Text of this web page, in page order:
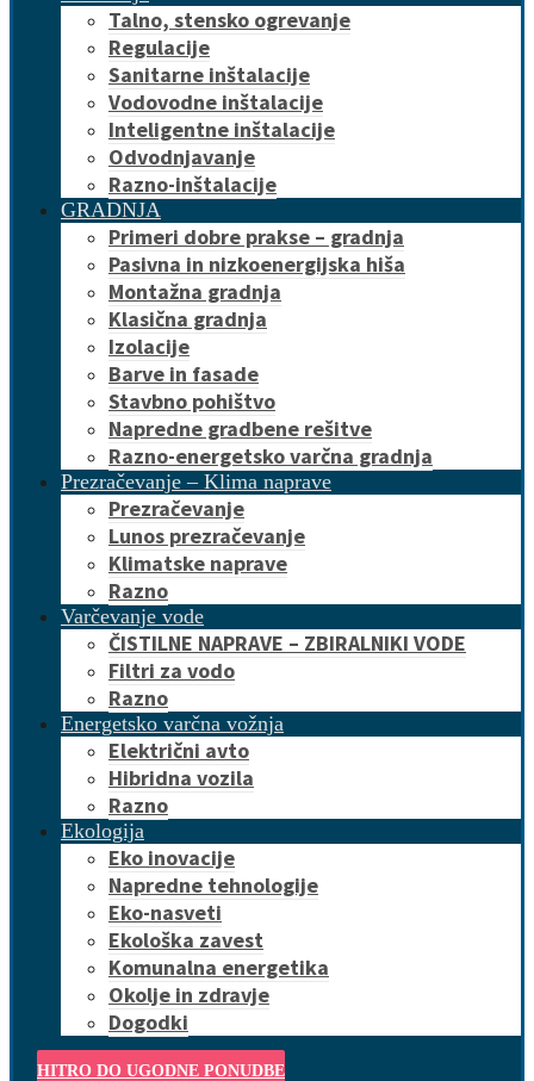
Talno, stensko ogrevanje
Regulacije
Sanitarne inštalacije
Vodovodne inštalacije
Inteligentne inštalacije
Odvodnjavanje
Razno-inštalacije
GRADNJA
Primeri dobre prakse – gradnja
Pasivna in nizkoenergijska hiša
Montažna gradnja
Klasična gradnja
Izolacije
Barve in fasade
Stavbno pohištvo
Napredne gradbene rešitve
Razno-energetsko varčna gradnja
Prezračevanje – Klima naprave
Prezračevanje
Lunos prezračevanje
Klimatske naprave
Razno
Varčevanje vode
ČISTILNE NAPRAVE – ZBIRALNIKI VODE
Filtri za vodo
Razno
Energetsko varčna vožnja
Električni avto
Hibridna vozila
Razno
Ekologija
Eko inovacije
Napredne tehnologije
Eko-nasveti
Ekološka zavest
Komunalna energetika
Okolje in zdravje
Dogodki
HITRO DO UGODNE PONUDBE